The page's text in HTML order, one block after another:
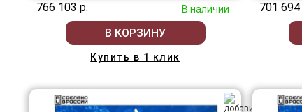
766 103 р. В наличии
В КОРЗИНУ
Купить в 1 клик
701 694